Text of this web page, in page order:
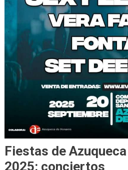
Fiestas de
2025: conciertos